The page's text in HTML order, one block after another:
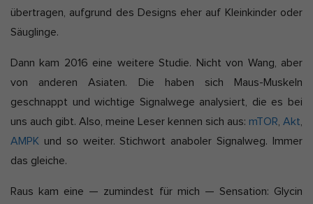
übertragen, aufgrund des Designs eher auf Kleinkinder oder
Säuglinge.
Dann kam 2016 eine weitere Studie. Nicht von Wang, aber
von anderen Asiaten. Die haben sich Maus-Muskeln
geschnappt und wichtige Signalwege analysiert, die es bei
uns auch gibt. Also, meine Leser kennen sich aus: mTOR, Akt,
AMPK und so weiter. Stichwort anaboler Signalweg. Immer
das gleiche.
Raus kam eine — zumindest für mich — Sensation: Glycin